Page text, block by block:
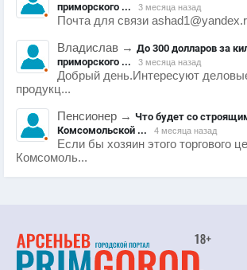
приморского ...
3 месяца назад
Почта для связи
Владислав → До 300 долларов за
приморского ...
3 месяца назад
Добрый день.Интересуют
продукц...
Пенсионер → Что будет со
Комсомольской ...
4 месяца назад
Если бы хозяин этого торгового
Комсомоль...